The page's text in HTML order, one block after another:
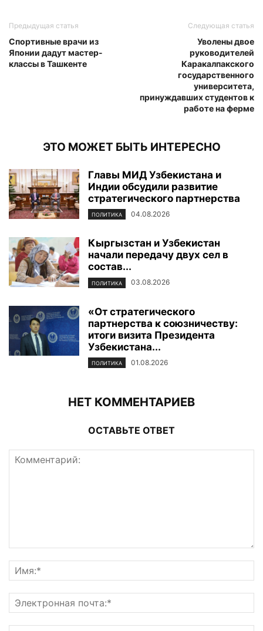
Предыдущая статья
Спортивные врачи из
Японии дадут мастер-
классы в Ташкенте
Следующая статья
Уволены двое
руководителей
Каракалпакского
государственного
университета,
принуждавших студентов к
работе на ферме
ЭТО МОЖЕТ БЫТЬ ИНТЕРЕСНО
Главы МИД Узбекистана и
Индии обсудили развитие
стратегического партнерства
ПОЛИТИКА 04.08.2026
Кыргызстан и Узбекистан
начали передачу двух сел в
состав...
ПОЛИТИКА 03.08.2026
«От стратегического
партнерства к союзничеству:
итоги визита Президента
Узбекистана...
ПОЛИТИКА 01.08.2026
НЕТ КОММЕНТАРИЕВ
ОСТАВЬТЕ ОТВЕТ